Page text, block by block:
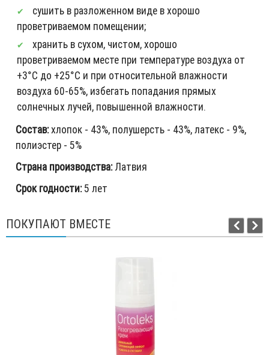
сушить в разложенном виде в хорошо
проветриваемом помещении;
хранить в сухом, чистом, хорошо
проветриваемом месте при температуре воздуха от
+3°С до +25°С и при относительной влажности
воздуха 60-65%, избегать попадания прямых
солнечных лучей, повышенной влажности.
Состав:хлопок - 43%, полушерсть - 43%, латекс - 9%,
полиэстер - 5%
Страна производства:Латвия
Срок годности:5 лет
ПОКУПАЮТ ВМЕСТЕ